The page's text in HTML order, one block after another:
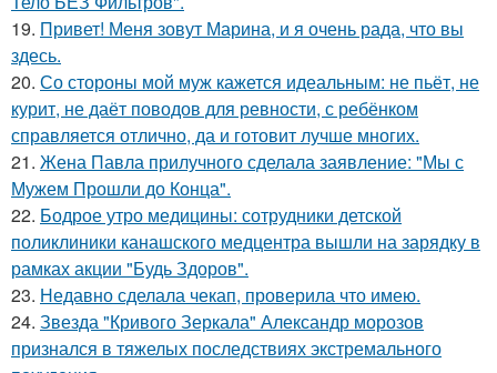
19. Привет! Меня зовут Марина, и я очень рада, что вы
здесь.
20. Со стороны мой муж кажется идеальным: не пьёт, не
курит, не даёт поводов для ревности, с ребёнком
справляется отлично, да и готовит лучше многих.
21. Жена Павла прилучного сделала заявление: "Мы с
Мужем Прошли до Конца".
22. Бодрое утро медицины: сотрудники детской
поликлиники канашского медцентра вышли на зарядку в
рамках акции "Будь Здоров".
23. Недавно сделала чекап, проверила что имею.
24. Звезда "Кривого Зеркала" Александр морозов
признался в тяжелых последствиях экстремального